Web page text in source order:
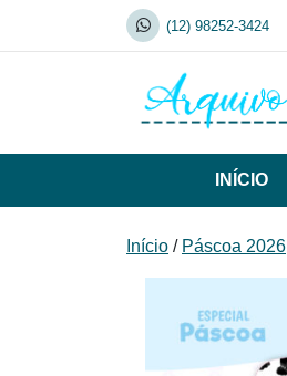
(12) 98252-3424
INÍCIO
Início / Páscoa 2026